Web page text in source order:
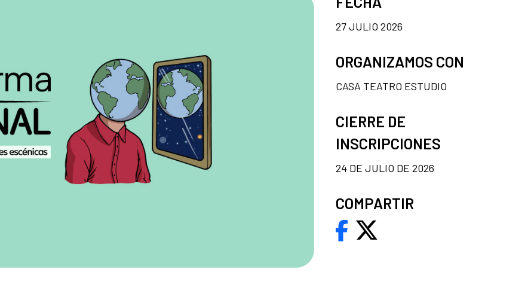
27 JULIO 2026
ORGANIZAMOS CON
CASA TEATRO ESTUDIO
CIERRE DE
INSCRIPCIONES
24 DE JULIO DE 2026
COMPARTIR